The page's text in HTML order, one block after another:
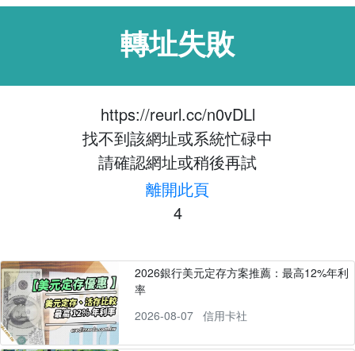
轉址失敗
https://reurl.cc/n0vDLl
找不到該網址或系統忙碌中
請確認網址或稍後再試
離開此頁
3
2026銀行美元定存方案推薦：最高12%年利
率
2026-08-07
信用卡社